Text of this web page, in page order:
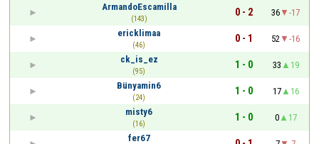
ArmandoEscamilla
(143)
0 - 2 36
-17
ericklimaa
(46)
0 - 1 52
-16
ck_is_ez
(95)
1 - 0 33
19
Bünyamin6
(24)
1 - 0 17
16
misty6
(16)
1 - 0 0
17
fer67